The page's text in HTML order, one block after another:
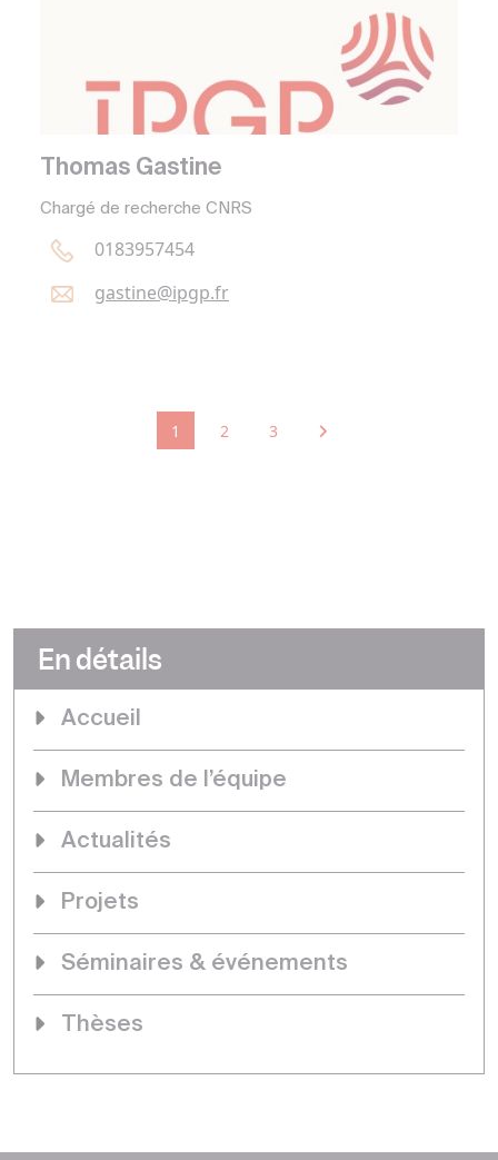
Thomas Gastine
Chargé de recherche CNRS
0183957454
gastine@ipgp.fr
1 2 3
En détails
Accueil
Membres de l’équipe
Actualités
Projets
Séminaires & événements
Thèses